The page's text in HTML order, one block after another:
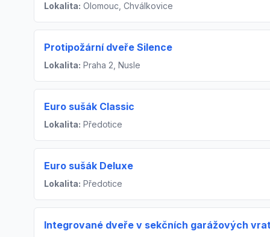
Lokalita: Olomouc, Chválkovice
Protipožární dveře Silence
Lokalita: Praha 2, Nusle
Euro sušák Classic
Lokalita: Předotice
Euro sušák Deluxe
Lokalita: Předotice
Integrované dveře v sekčních garážových